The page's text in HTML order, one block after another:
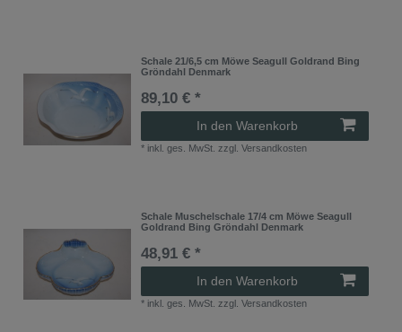
Schale 21/6,5 cm Möwe Seagull Goldrand Bing
Gröndahl Denmark
89,10 € *
In den Warenkorb
* inkl. ges. MwSt. zzgl.Versandkosten
Schale Muschelschale 17/4 cm Möwe Seagull
Goldrand Bing Gröndahl Denmark
48,91 € *
In den Warenkorb
* inkl. ges. MwSt. zzgl.Versandkosten